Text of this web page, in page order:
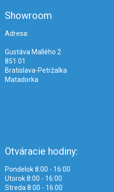
Showroom
Adresa:
Gustáva Mallého 2
851 01
Bratislava-Petržalka
Matadorka
Otváracie hodiny:
Pondelok 8:00 - 16:00
Utorok 8:00 - 16:00
Streda 8:00 - 16:00